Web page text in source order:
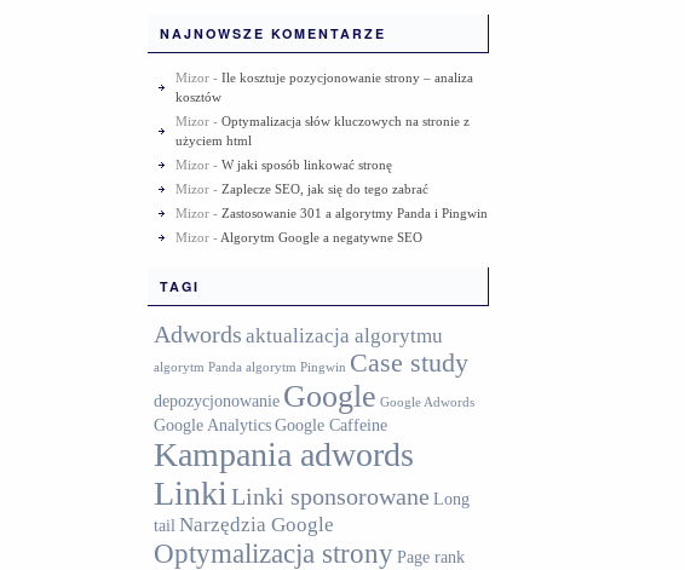
NAJNOWSZE KOMENTARZE
Mizor- Ile kosztuje pozycjonowanie strony – analiza
kosztów
Mizor- Optymalizacja słów kluczowych na stronie z
użyciem html
Mizor- W jaki sposób linkować stronę
Mizor- Zaplecze SEO, jak się do tego zabrać
Mizor- Zastosowanie 301 a algorytmy Panda i Pingwin
Mizor- Algorytm Google a negatywne SEO
TAGI
Adwords aktualizacja algorytmu
algorytm Panda algorytm Pingwin Case study
depozycjonowanie Google Google Adwords
Google AnalyticsGoogle Caffeine
Kampania adwords
Linki Linki sponsorowane Long
tail Narzędzia Google
Optymalizacja stronyPage rank